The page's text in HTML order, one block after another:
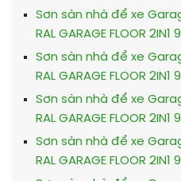
Sơn sàn nhà để xe
RAL GARAGE FLOOR 2IN1
Sơn sàn nhà để xe
RAL GARAGE FLOOR 2IN1
Sơn sàn nhà để xe
RAL GARAGE FLOOR 2IN1
Sơn sàn nhà để xe
RAL GARAGE FLOOR 2IN1